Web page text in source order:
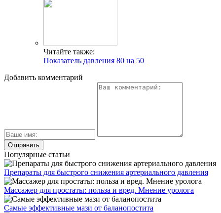
Читайте также:
Показатель давления 80 на 50
Добавить комментарий
Популярные статьи
Препараты для быстрого снижения артериального давления
Массажер для простаты: польза и вред. Мнение уролога
Самые эффективные мази от баланопостита